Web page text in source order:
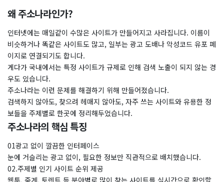
왜 주소나라인가?
인터넷에는 매일같이 수많은 사이트가 만들어지고 사라집니다. 이름이
비슷하거나 똑같은 사이트도 많고, 일부는 광고 도배나 악성코드 유포 페
이지로 연결되기도 합니다.
게다가 국내에서는 특정 사이트가 규제로 인해 검색 노출이 되지 않는 경
우도 있습니다.
주소나라는 이런 문제를 해결하기 위해 만들어졌습니다.
검색하지 않아도, 찾으려 헤매지 않아도, 자주 쓰는 사이트와 유용한 정
보들을 주제별로 한곳에 정리해두었습니다.
주소나라의 핵심 특징
01광고 없이 깔끔한 인터페이스
눈에 거슬리는 광고 없이, 필요한 정보만 직관적으로 배치했습니다.
02.주제별 인기 사이트 순위 제공